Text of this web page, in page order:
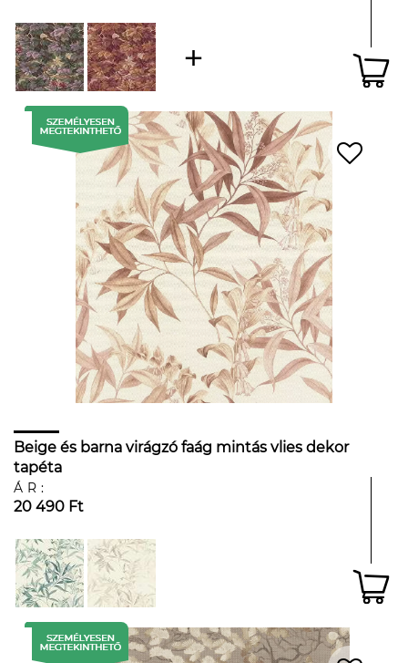
Beige és barna virágzó faág mintás vlies dekor
tapéta
ÁR:
20 490 Ft